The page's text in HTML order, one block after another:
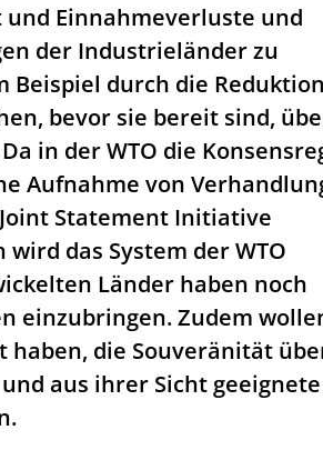
Einnahmeverluste und
der Industrieländer zu
Beispiel durch die
bevor sie bereit sind,
in der WTO die
Aufnahme von
Statement Initiative
das System der WTO
Länder haben noch
einzubringen. Zudem
die Souveränität
aus ihrer Sicht geeignete